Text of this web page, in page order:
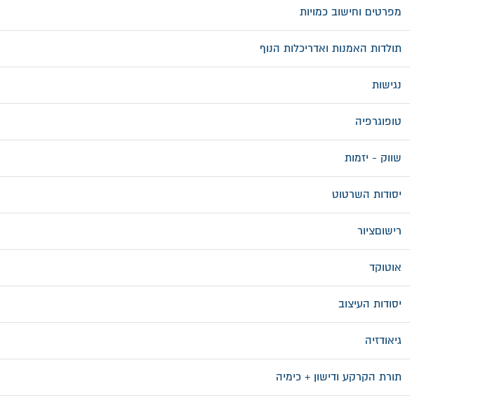
מפרטים וחישוב כמויות
תולדות האמנות ואדריכלות הנוף
נגישות
טופוגרפיה
שווק - יזמות
יסודות השרטוט
רישוםציור
אוטוקד
יסודות העיצוב
גיאודזיה
תורת הקרקע ודישון + כימיה